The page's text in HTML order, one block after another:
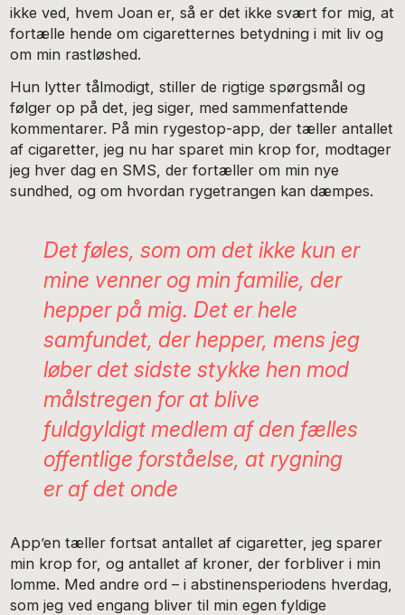
ikke ved, hvem Joan er, så er det ikke svært for mig, at
fortælle hende om cigaretternes betydning i mit liv og
om min rastløshed.
Hun lytter tålmodigt, stiller de rigtige spørgsmål og
følger op på det, jeg siger, med sammenfattende
kommentarer. På min rygestop-app, der tæller antallet
af cigaretter, jeg nu har sparet min krop for, modtager
jeg hver dag en SMS, der fortæller om min nye
sundhed, og om hvordan rygetrangen kan dæmpes.
Det føles, som om det ikke kun er
mine venner og min familie, der
hepper på mig. Det er hele
samfundet, der hepper, mens jeg
løber det sidste stykke hen mod
målstregen for at blive
fuldgyldigt medlem af den fælles
offentlige forståelse, at rygning
er af det onde
App’en tæller fortsat antallet af cigaretter, jeg sparer
min krop for, og antallet af kroner, der forbliver i min
lomme. Med andre ord – i abstinensperiodens hverdag,
som jeg ved engang bliver til min egen fyldige